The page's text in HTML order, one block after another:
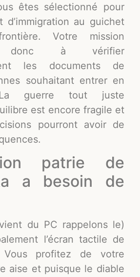
êtes sélectionné pour
d’immigration au guichet
Votre mission
donc à vérifier
les documents de
souhaitant entrer en
La guerre tout juste
est encore fragile et
pourront avoir de
patrie de
a besoin de
du PC rappelons le)
l’écran tactile de
Vous profitez de votre
aise et puisque le diable